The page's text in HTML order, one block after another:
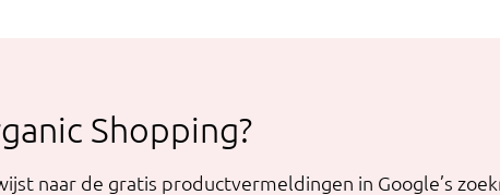
Shopping?
naar de gratis productvermeldingen in Google’s